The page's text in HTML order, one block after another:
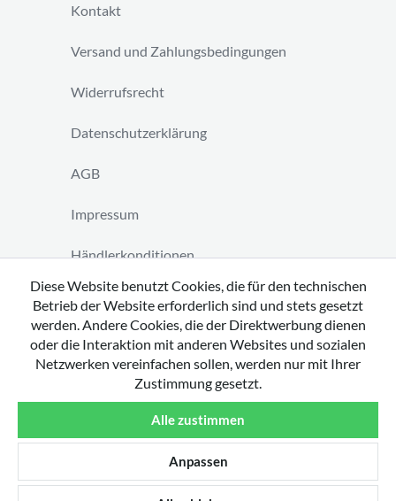
Kontakt
Versand und Zahlungsbedingungen
Widerrufsrecht
Datenschutzerklärung
AGB
Impressum
Händlerkonditionen
Vertrag widerrufen
Diese Website benutzt Cookies, die für den technischen
Betrieb der Website erforderlich sind und stets gesetzt
werden. Andere Cookies, die der Direktwerbung dienen
oder die Interaktion mit anderen Websites und sozialen
Netzwerken vereinfachen sollen, werden nur mit Ihrer
Zustimmung gesetzt.